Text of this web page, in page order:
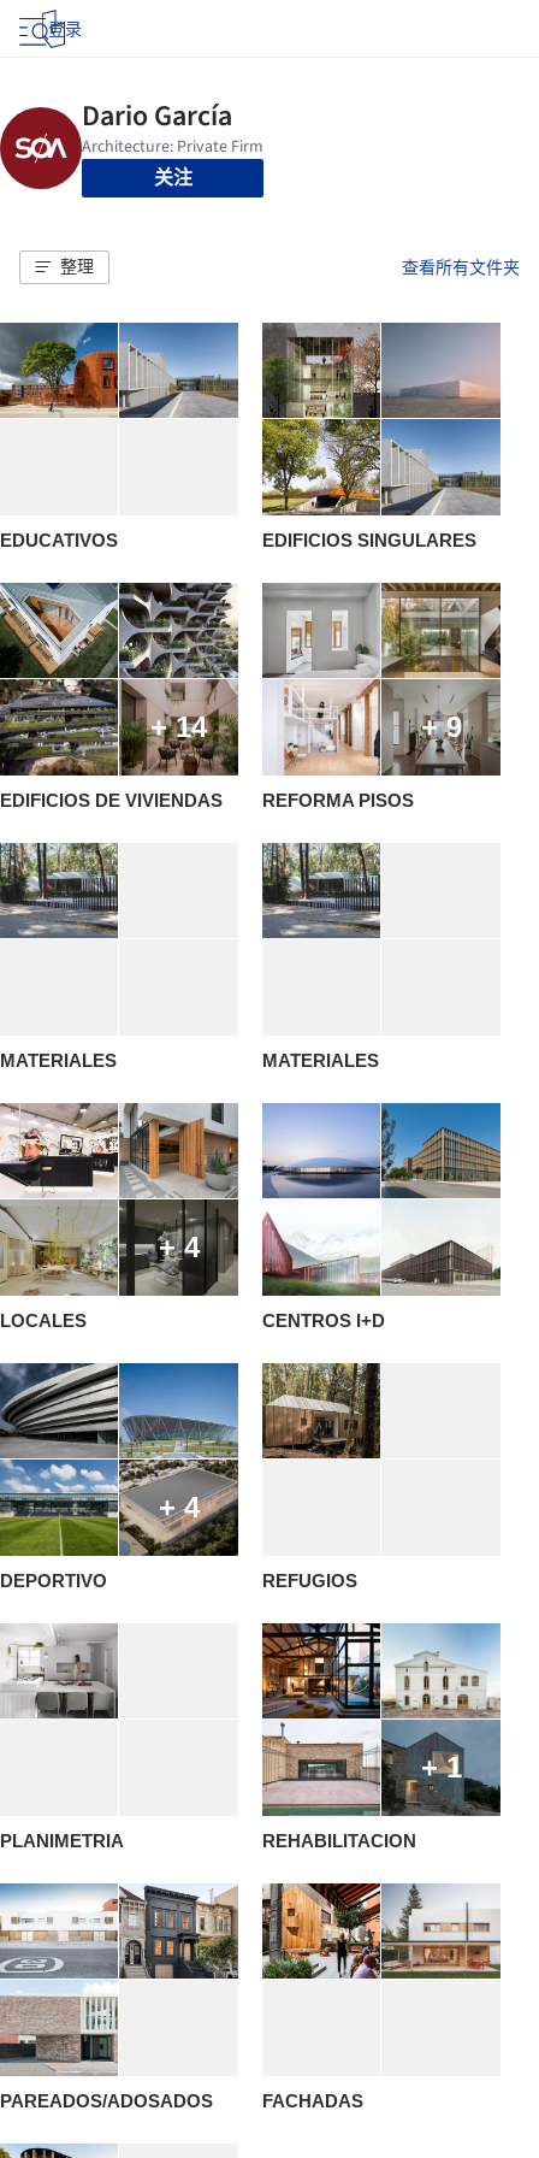
登录
关注
整理 查看所有文件夹
EDUCATIVOS EDIFICIOS SINGULARES
+ 14
EDIFICIOS DE VIVIENDAS
+ 9
REFORMA PISOS
MATERIALES MATERIALES
+ 4
LOCALES CENTROS I+D
+ 4
DEPORTIVO REFUGIOS
PLANIMETRIA
+ 1
REHABILITACION
PAREADOS/ADOSADOS FACHADAS